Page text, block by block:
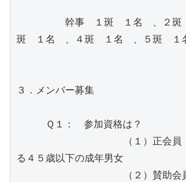
幹事　１斑　１名　、２斑　
斑　１名　、４斑　１名　、５斑　１
３．メンバー募集
Ｑ１：　参加資格は？
（１）正会員　町内
る４５歳以下の成年男女
（２）賛助会員　町